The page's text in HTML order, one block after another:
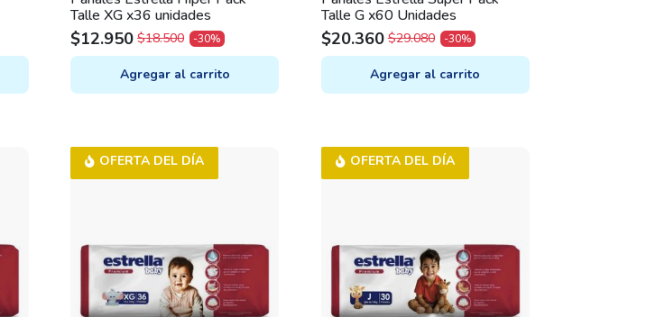
Talle XG x36 unidades
$18.500
ORIGINAL
PRICE
WAS:
$12.950
CURRENT
PRICE
IS:
-30%
Agregar al carrito
Talle G x60 Unidades
$29.080
ORIGINAL
PRICE
WAS:
$20.360
CURRENT
PRICE
IS:
-30%
Agregar al carrito
OFERTA DEL DÍA OFERTA DEL DÍA